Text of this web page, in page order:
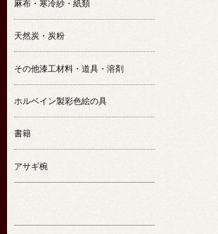
麻布・寒冷紗・紙類
天然炭・炭粉
その他漆工材料・道具・溶剤
ホルベイン製彩色絵の具
書籍
アサギ椀